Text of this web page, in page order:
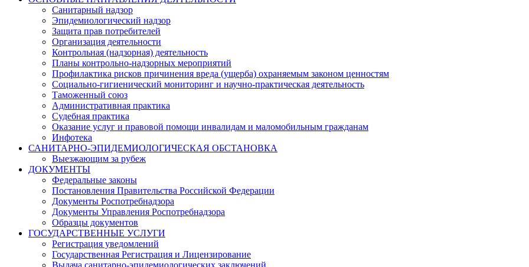
Санитарный надзор
Эпидемиологический надзор
Защита прав потребителей
Организация деятельности
Контрольная (надзорная) деятельность
Планы контрольно-надзорных мероприятий
Профилактика рисков причинения вреда (ущерба) охраняемым законом ценностям
Социально-гигиенический мониторинг и научно-практическая деятельность
Таможенный союз
Административная практика
Судебная практика
Оказание услуг и правовой помощи инвалидам и маломобильным гражданам
Инфотека
САНИТАРНО-ЭПИДЕМИОЛОГИЧЕСКАЯ ОБСТАНОВКА
Выезжающим за рубеж
ДОКУМЕНТЫ
Федеральные законы
Постановления Правительства Российской Федерации
Документы Роспотребнадзора
Документы Управления Роспотребнадзора
Образцы документов
ГОСУДАРСТВЕННЫЕ УСЛУГИ
Регистрация уведомлений
Государственная Регистрация и Лицензирование
Выдача санитарно-эпидемиологических заключений